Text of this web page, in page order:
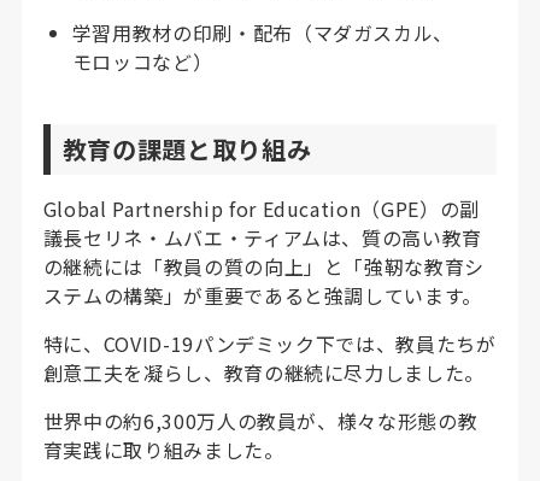
学習用教材の印刷・配布（マダガスカル、
モロッコなど）
教育の課題と取り組み
Global Partnership for Education（GPE）の副
議長セリネ・ムバエ・ティアムは、質の高い教育
の継続には「教員の質の向上」と「強靭な教育シ
ステムの構築」が重要であると強調しています。
特に、COVID-19パンデミック下では、教員たちが
創意工夫を凝らし、教育の継続に尽力しました。
世界中の約6,300万人の教員が、様々な形態の教
育実践に取り組みました。